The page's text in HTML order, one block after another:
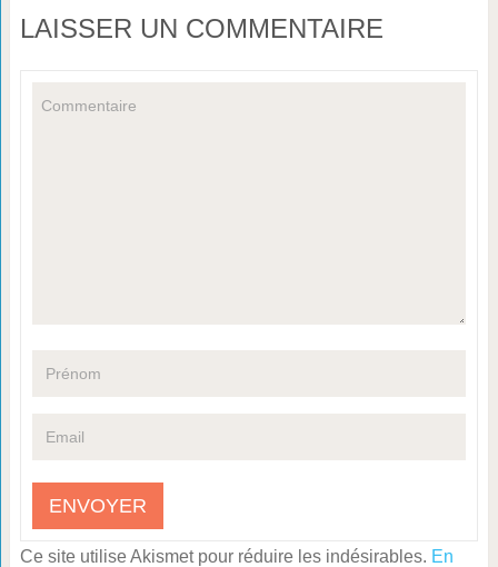
LAISSER UN COMMENTAIRE
Ce site utilise Akismet pour réduire les indésirables. En